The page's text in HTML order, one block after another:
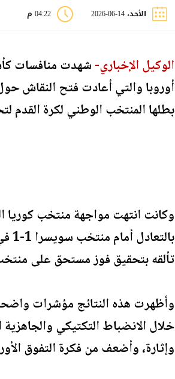
الأحد، 14-06-2026 04:22 م
الوكيل الإخباري-
أوروبا والتي أعادت فتح النقاش
بطلها المنتخب الوطني لكرة القدم
وكانت انتهت مواجهة منتخب كوريا
تألقه بتحقيق فوز مستحق على منتخب
وأظهرت هذه النتائج مؤشرات
خلال الانضباط التكتيكي
وإثارة، وأضعف من فكرة التفوق